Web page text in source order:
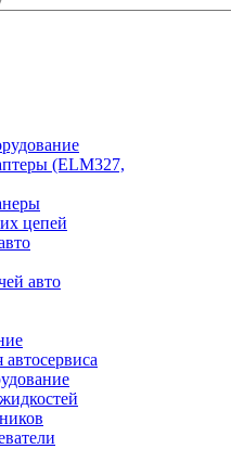
(ELM327,
цепей
авто